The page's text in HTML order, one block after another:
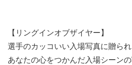
【リングインオブザイヤー】
選手のカッコいい入場写真に贈られ
あなたの心をつかんだ入場シーン